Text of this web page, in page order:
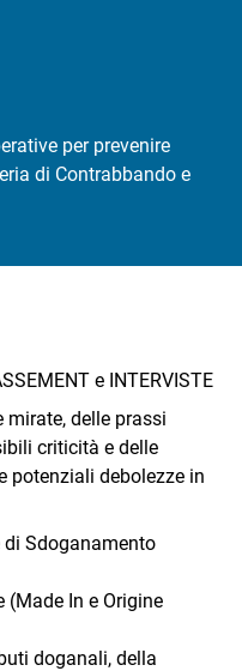
per prevenire
di Contrabbando e
e INTERVISTE
mirate, delle prassi
criticità e delle
potenziali debolezze in
Sdoganamento
(Made In e Origine
doganali, della